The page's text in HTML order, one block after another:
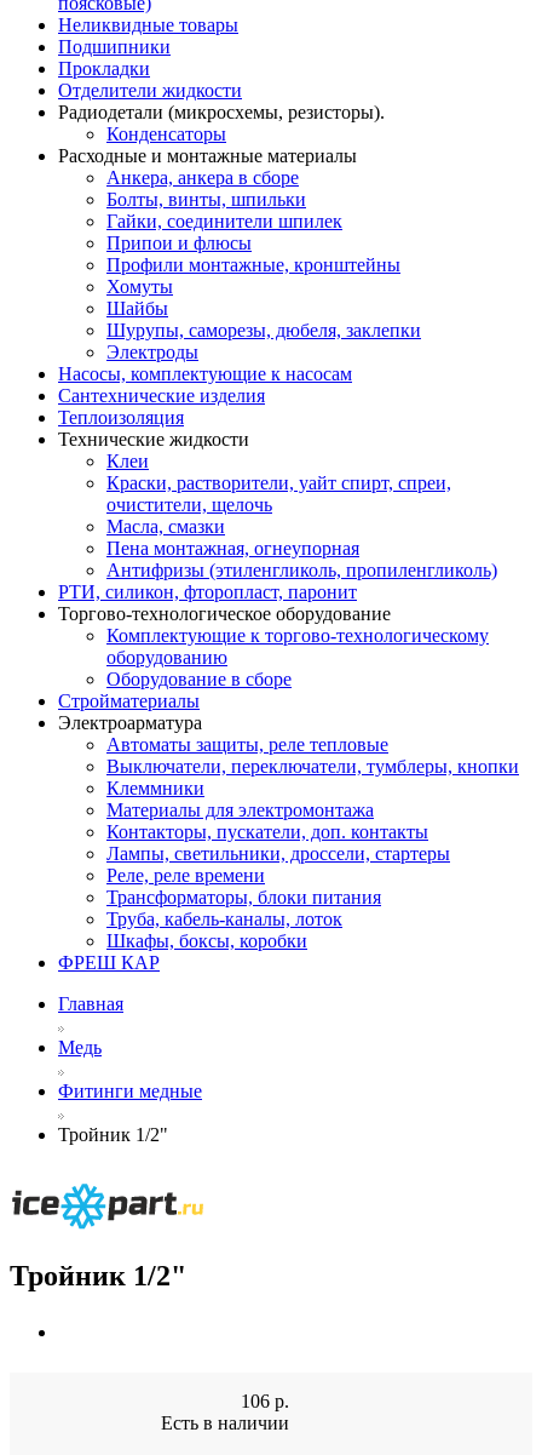
Неликвидные товары
Подшипники
Прокладки
Отделители жидкости
Радиодетали (микросхемы, резисторы).
Конденсаторы
Расходные и монтажные материалы
Анкера, анкера в сборе
Болты, винты, шпильки
Гайки, соединители шпилек
Припои и флюсы
Профили монтажные, кронштейны
Хомуты
Шайбы
Шурупы, саморезы, дюбеля, заклепки
Электроды
Насосы, комплектующие к насосам
Сантехнические изделия
Теплоизоляция
Технические жидкости
Клеи
Краски, растворители, уайт спирт, спреи,
очистители, щелочь
Масла, смазки
Пена монтажная, огнеупорная
Антифризы (этиленгликоль, пропиленгликоль)
РТИ, силикон, фторопласт, паронит
Торгово-технологическое оборудование
Комплектующие к торгово-технологическому
оборудованию
Оборудование в сборе
Стройматериалы
Электроарматура
Автоматы защиты, реле тепловые
Выключатели, переключатели, тумблеры, кнопки
Клеммники
Материалы для электромонтажа
Контакторы, пускатели, доп. контакты
Лампы, светильники, дроссели, стартеры
Реле, реле времени
Трансформаторы, блоки питания
Труба, кабель-каналы, лоток
Шкафы, боксы, коробки
ФРЕШ КАР
Главная
Медь
Фитинги медные
Тройник 1/2"
Тройник 1/2"
106 р.
Есть в наличии